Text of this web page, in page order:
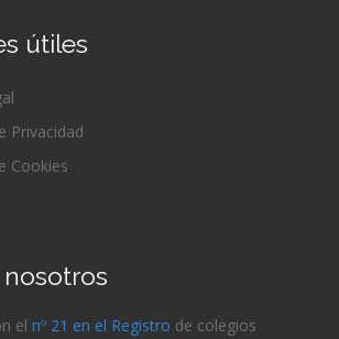
útiles
Privacidad
Cookies
el nº 21 en el Registro de colegios